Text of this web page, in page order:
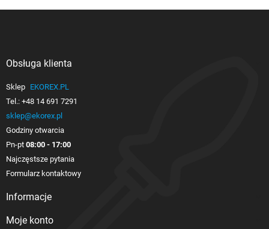
Obsługa klienta
Sklep EKOREX.PL
Tel.: +48 14 691 7291
sklep@ekorex.pl
Godziny otwarcia
Pn-pt 08:00 - 17:00
Najczęstsze pytania
Formularz kontaktowy
Informacje
Moje konto